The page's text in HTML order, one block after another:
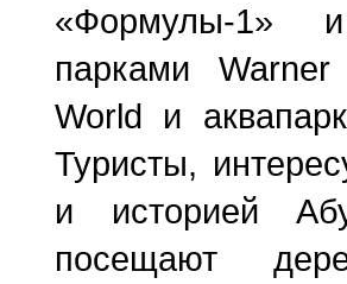
«Формулы-1» и
парками
World и
Туристы,
и историей
посещают